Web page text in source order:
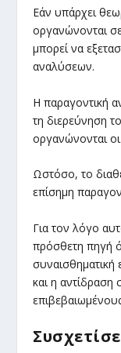
Εάν υπάρχει
οργανώνονται
μπορεί να
αναλύσεων.
Η παραγοντική
τη διερεύνηση
οργανώνονται
Ωστόσο, το
επίσημη
Για τον λόγο
πρόσθετη πηγή
και η αντίδραση